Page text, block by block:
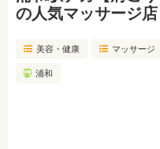
グルメ
美容・健康
の人気マッサージ店
美容・健康 マッサージ
浦和